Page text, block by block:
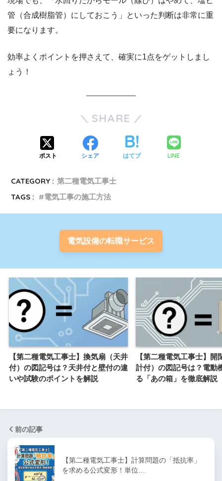
管（合成樹脂管）にしておこう」といった判断は非常に重
要になります。
効率よくポイントを押さえて、確実に1点をゲットしまし
ょう！
SHARE
ポスト シェア はてブ LINE
CATEGORY : 第二種電気工事士
TAGS :
電気工事の施工方法
電気設備の転職サービス
【第二種電気工事士】換気扇（天井
付）の図記号は？天井付と壁付の違
いや試験のポイントを解説
【第二種電気工事士】開
計付）の図記号は？電動
る「あの箱」を徹底解説
前の記事
【第二種電気工事士】計算問題の「抵抗率」
を求める公式変形！単位…